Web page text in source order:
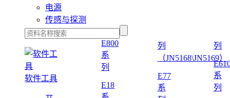
电源
传感与探测
软件工具
E800
系
列
E18
列
（JN5168\JN5169）
E77
系
列
系
列